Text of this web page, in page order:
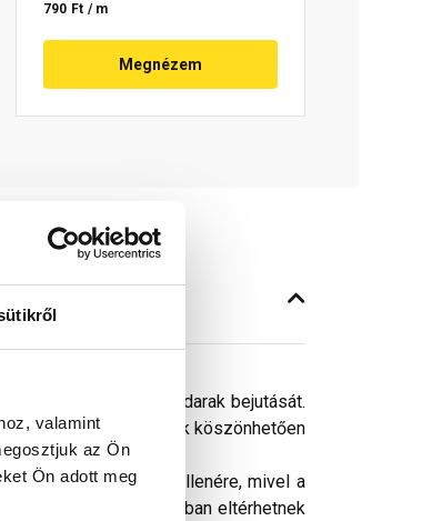
valamint
az Ön
Ön adott meg
790 Ft / m
Megnézem
meggátolják a madarak bejutását.
Kialakításnak köszönhetően
Ennek ellenére, mivel a
színek árnyalataikban eltérhetnek